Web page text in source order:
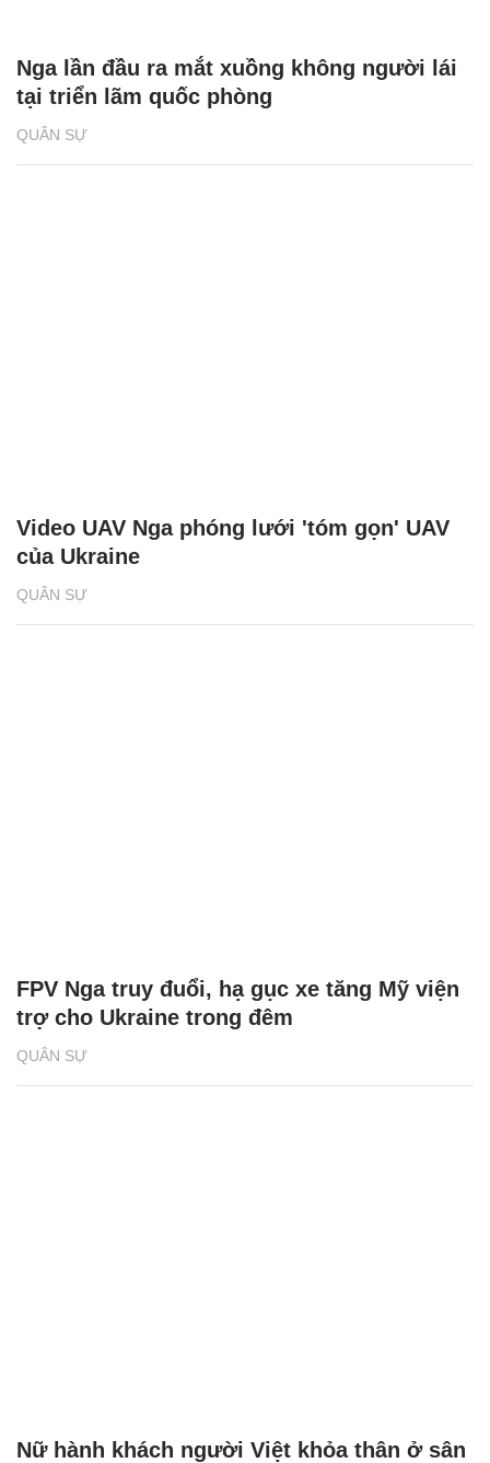
QUÂN SỰ
Nga lần đầu ra mắt xuồng không người lái
tại triển lãm quốc phòng
QUÂN SỰ
Video UAV Nga phóng lưới 'tóm gọn' UAV
của Ukraine
QUÂN SỰ
FPV Nga truy đuổi, hạ gục xe tăng Mỹ viện
trợ cho Ukraine trong đêm
Nữ hành khách người Việt khỏa thân ở sân